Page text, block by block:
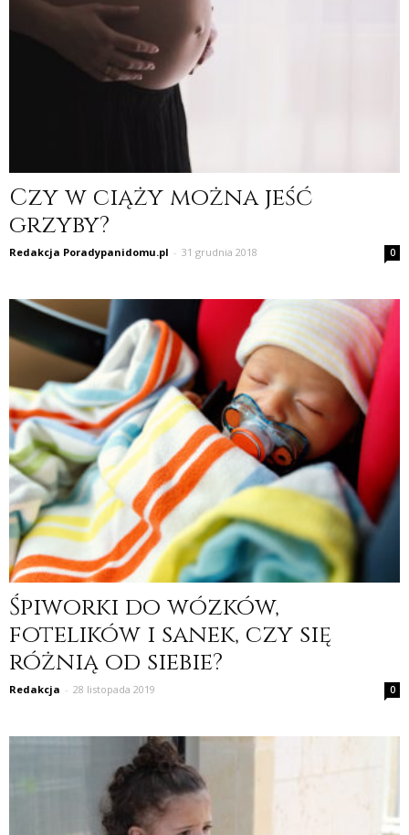
Czy w ciąży można jeść
grzyby?
Redakcja Poradypanidomu.pl - 31 grudnia 2018 0
Śpiworki do wózków,
fotelików i sanek, czy się
różnią od siebie?
Redakcja - 28 listopada 2019 0